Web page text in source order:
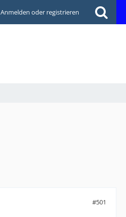
Anmelden oder registrieren
#501